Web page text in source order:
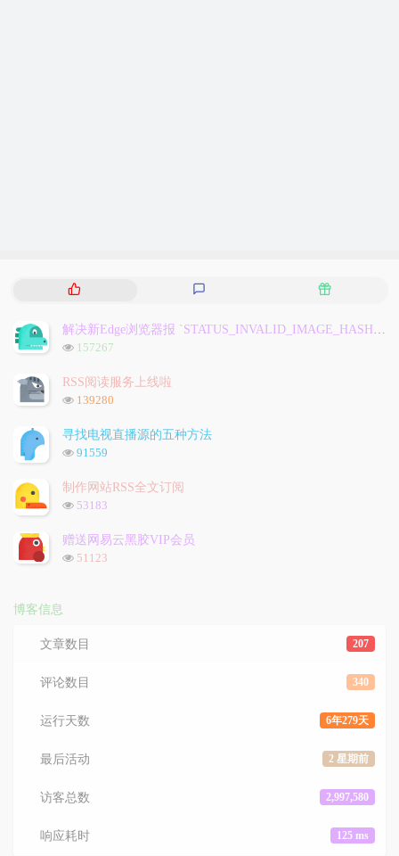
热
文
章
评
随
文
浏
次
数:
157267
RSS阅读服务上线啦
浏
次
数:
139280
寻找电视直播源的五种方法
浏
次
数:
91559
制作网站RSS全文订阅
浏
次
数:
53183
赠送网易云黑胶VIP会员
浏
51123
博客信息
207
文章数目
340
评论数目
6年279天
运行天数
2 星期前
最后活动
2,997,580
访客总数
125 ms
响应耗时